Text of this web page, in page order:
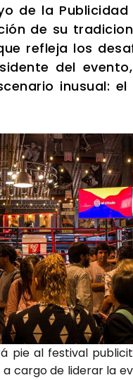
de la
de su
refle­ja los
del
inusual:
pie al fes­ti­val
a car­go de lide­rar la